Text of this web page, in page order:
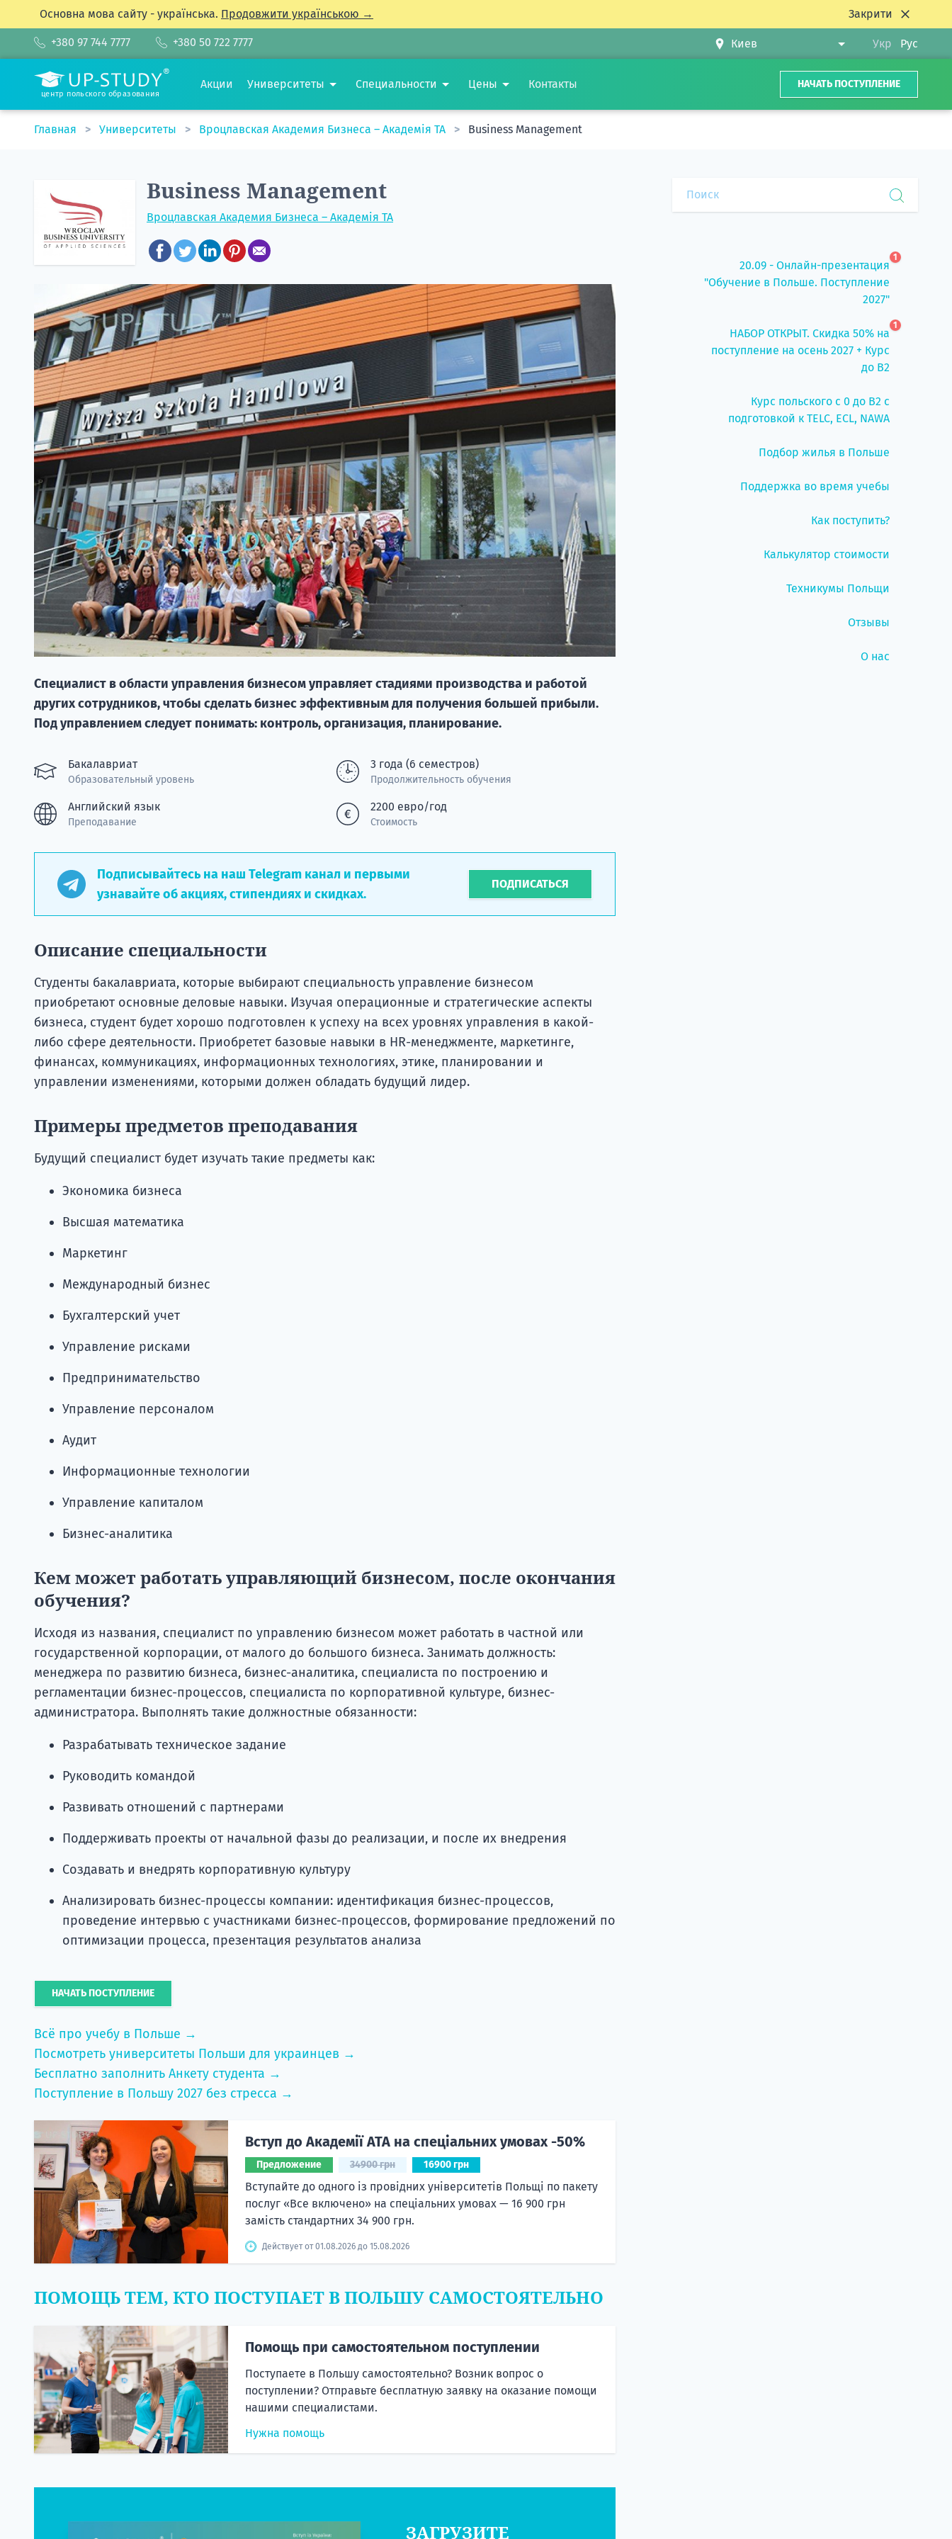
Основна мова сайту - українська. Продовжити українською → Закрити
+380 97 744 7777 +380 50 722 7777 Укр Рус
центр польского образования
Акции Университеты Специальности Цены Контакты НАЧАТЬ ПОСТУПЛЕНИЕ
Главная Университеты Вроцлавская Академия Бизнеса – Академія TA Business Management
Business Management
Вроцлавская Академия Бизнеса – Академія TA
Специалист в области управления бизнесом управляет стадиями производства и работой
других сотрудников, чтобы сделать бизнес эффективным для получения большей прибыли.
Под управлением следует понимать: контроль, организация, планирование.
Бакалавриат
Образовательный уровень
3 года (6 семестров)
Продолжительность обучения
Английский язык
Преподавание
2200 евро/год
Стоимость
Подписывайтесь на наш Telegram канал и первыми
узнавайте об акциях, стипендиях и скидках.
ПОДПИСАТЬСЯ
Описание специальности
Студенты бакалавриата, которые выбирают специальность управление бизнесом
приобретают основные деловые навыки. Изучая операционные и стратегические аспекты
бизнеса, студент будет хорошо подготовлен к успеху на всех уровнях управления в какой-
либо сфере деятельности. Приобретет базовые навыки в HR-менеджменте, маркетинге,
финансах, коммуникациях, информационных технологиях, этике, планировании и
управлении изменениями, которыми должен обладать будущий лидер.
Примеры предметов преподавания
Будущий специалист будет изучать такие предметы как:
Экономика бизнеса
Высшая математика
Маркетинг
Международный бизнес
Бухгалтерский учет
Управление рисками
Предпринимательство
Управление персоналом
Аудит
Информационные технологии
Управление капиталом
Бизнес-аналитика
Кем может работать управляющий бизнесом, после окончания
обучения?
Исходя из названия, специалист по управлению бизнесом может работать в частной или
государственной корпорации, от малого до большого бизнеса. Занимать должность:
менеджера по развитию бизнеса, бизнес-аналитика, специалиста по построению и
регламентации бизнес-процессов, специалиста по корпоративной культуре, бизнес-
администратора. Выполнять такие должностные обязанности:
Разрабатывать техническое задание
Руководить командой
Развивать отношений с партнерами
Поддерживать проекты от начальной фазы до реализации, и после их внедрения
Создавать и внедрять корпоративную культуру
Анализировать бизнес-процессы компании: идентификация бизнес-процессов,
проведение интервью с участниками бизнес-процессов, формирование предложений по
оптимизации процесса, презентация результатов анализа
НАЧАТЬ ПОСТУПЛЕНИЕ
Всё про учебу в Польше →
Посмотреть университеты Польши для украинцев →
Бесплатно заполнить Анкету студента →
Поступление в Польшу 2027 без стресса →
Вступ до Академії ATA на спеціальних умовах -50%
Предложение 34900 грн 16900 грн
Вступайте до одного із провідних університетів Польщі по пакету
послуг «Все включено» на спеціальних умовах — 16 900 грн
замість стандартних 34 900 грн.
Действует от 01.08.2026 до 15.08.2026
ПОМОЩЬ ТЕМ, КТО ПОСТУПАЕТ В ПОЛЬШУ САМОСТОЯТЕЛЬНО
Помощь при самостоятельном поступлении
Поступаете в Польшу самостоятельно? Возник вопрос о
поступлении? Отправьте бесплатную заявку на оказание помощи
нашими специалистами.
Нужна помощь
ЗАГРУЗИТЕ
20.09 - Онлайн-презентация
"Обучение в Польше. Поступление
2027"
1
НАБОР ОТКРЫТ. Скидка 50% на
поступление на осень 2027 + Курс
до B2
1
Курс польского с 0 до B2 с
подготовкой к TELC, ECL, NAWA
Подбор жилья в Польше
Поддержка во время учебы
Как поступить?
Калькулятор стоимости
Техникумы Польщи
Отзывы
О нас